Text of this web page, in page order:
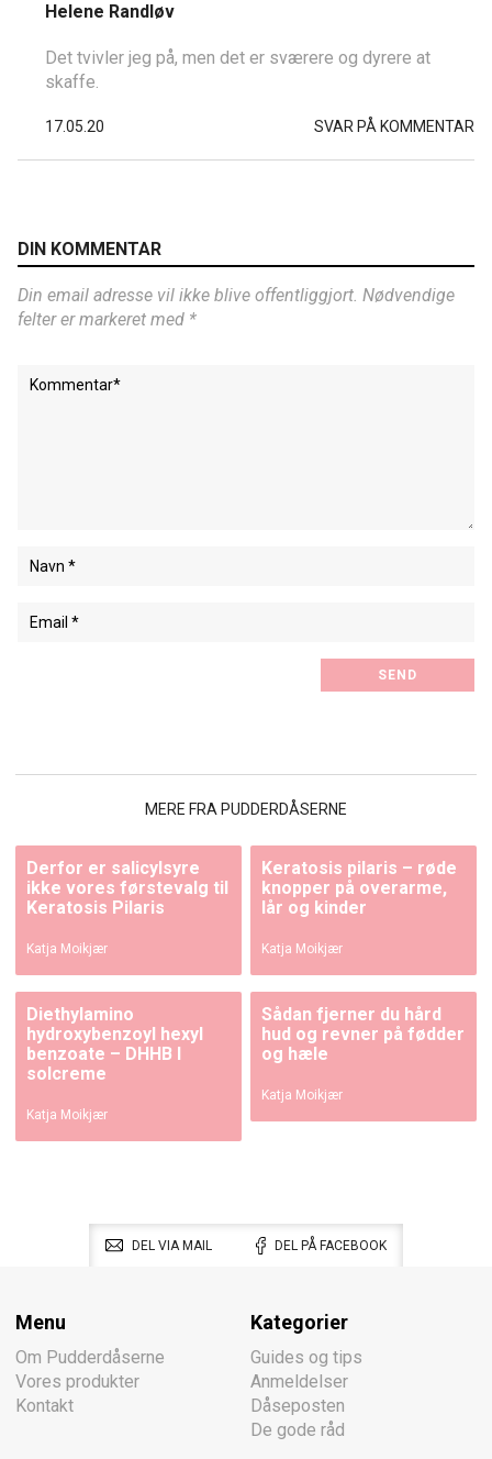
Helene Randløv
Det tvivler jeg på, men det er sværere og dyrere at
skaffe.
17.05.20 SVAR PÅ KOMMENTAR
DIN KOMMENTAR
Din email adresse vil ikke blive offentliggjort. Nødvendige
felter er markeret med *
MERE FRA PUDDERDÅSERNE
Derfor er salicylsyre
ikke vores førstevalg til
Keratosis Pilaris
Katja Moikjær
Keratosis pilaris – røde
knopper på overarme,
lår og kinder
Katja Moikjær
Diethylamino
hydroxybenzoyl hexyl
benzoate – DHHB I
solcreme
Katja Moikjær
Sådan fjerner du hård
hud og revner på fødder
og hæle
Katja Moikjær
DEL VIA MAIL DEL PÅ FACEBOOK
Menu
Om Pudderdåserne
Vores produkter
Kontakt
Kategorier
Guides og tips
Anmeldelser
Dåseposten
De gode råd